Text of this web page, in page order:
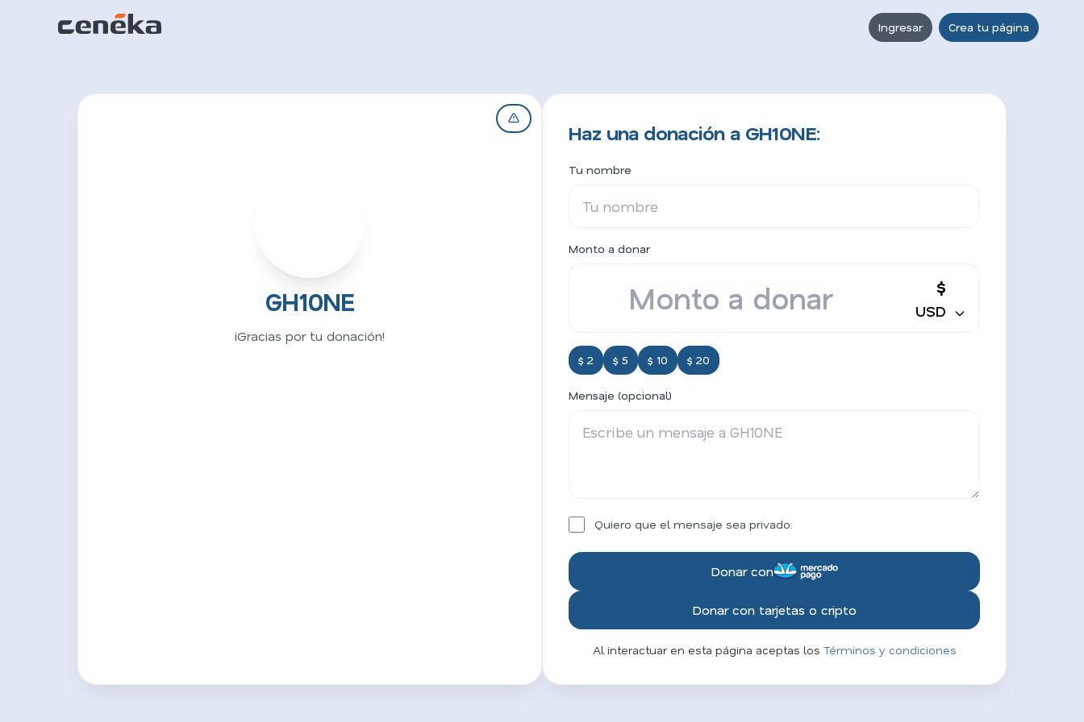
Ingresar Crea tu página
GH10NE
¡Gracias por tu donación!
Haz una donación a GH10NE:
Tu nombre
Monto a donar
$
USD
$ 2 $ 5 $ 10 $ 20
Mensaje (opcional)
Quiero que el mensaje sea privado.
Donar con
Donar con tarjetas o cripto
Al interactuar en esta página aceptas los Términos y condiciones